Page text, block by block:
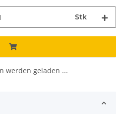
Stk
werden geladen ...